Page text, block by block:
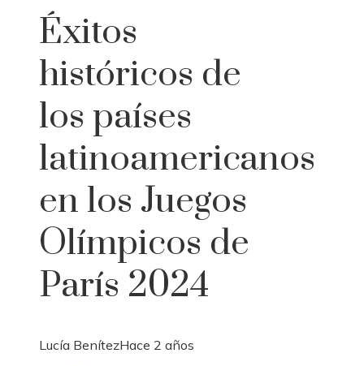
Éxitos
históricos de
los países
latinoamericanos
en los Juegos
Olímpicos de
París 2024
Lucía BenítezHace 2 años